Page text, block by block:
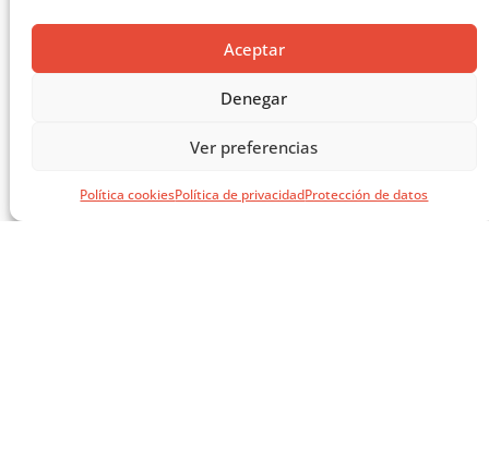
Aceptar
Denegar
Ver preferencias
Política cookiesPolítica de privacidadProtección de datos
MASTERCLASS: ARQUITECTURA PARA EL APRENDIZAJE
CARGAR MÁS ...